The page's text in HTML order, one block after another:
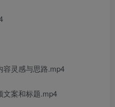
容灵感与思路.mp4
文案和标题.mp4